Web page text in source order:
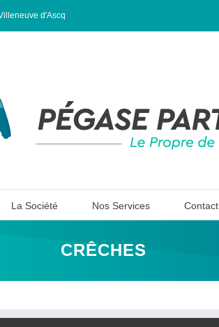
d'Ascq
La Société Nos Services Contact
CRÊCHES